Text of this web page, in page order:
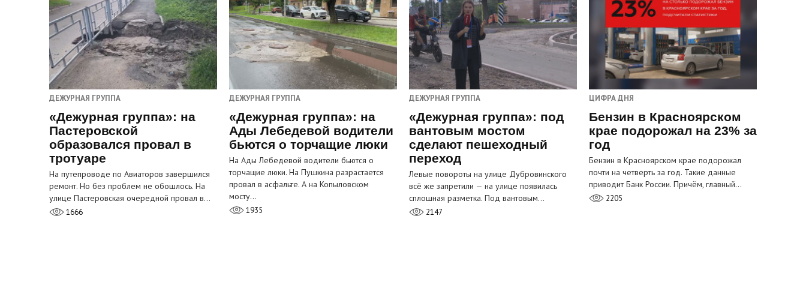
ДЕЖУРНАЯ ГРУППА
«Дежурная группа»: на
Пастеровской
образовался провал в
тротуаре
На путепроводе по Авиаторов завершился
ремонт. Но без проблем не обошлось. На
улице Пастеровская очередной провал в…
1666
ДЕЖУРНАЯ ГРУППА
«Дежурная группа»: на
Ады Лебедевой водители
бьются о торчащие люки
На Ады Лебедевой водители бьются о
торчащие люки. На Пушкина разрастается
провал в асфальте. А на Копыловском
мосту…
1935
ДЕЖУРНАЯ ГРУППА
«Дежурная группа»: под
вантовым мостом
сделают пешеходный
переход
Левые повороты на улице Дубровинского
всё же запретили — на улице появилась
сплошная разметка. Под вантовым…
2147
ЦИФРА ДНЯ
Бензин в Красноярском
крае подорожал на 23% за
год
Бензин в Красноярском крае подорожал
почти на четверть за год. Такие данные
приводит Банк России. Причём, главный…
2205